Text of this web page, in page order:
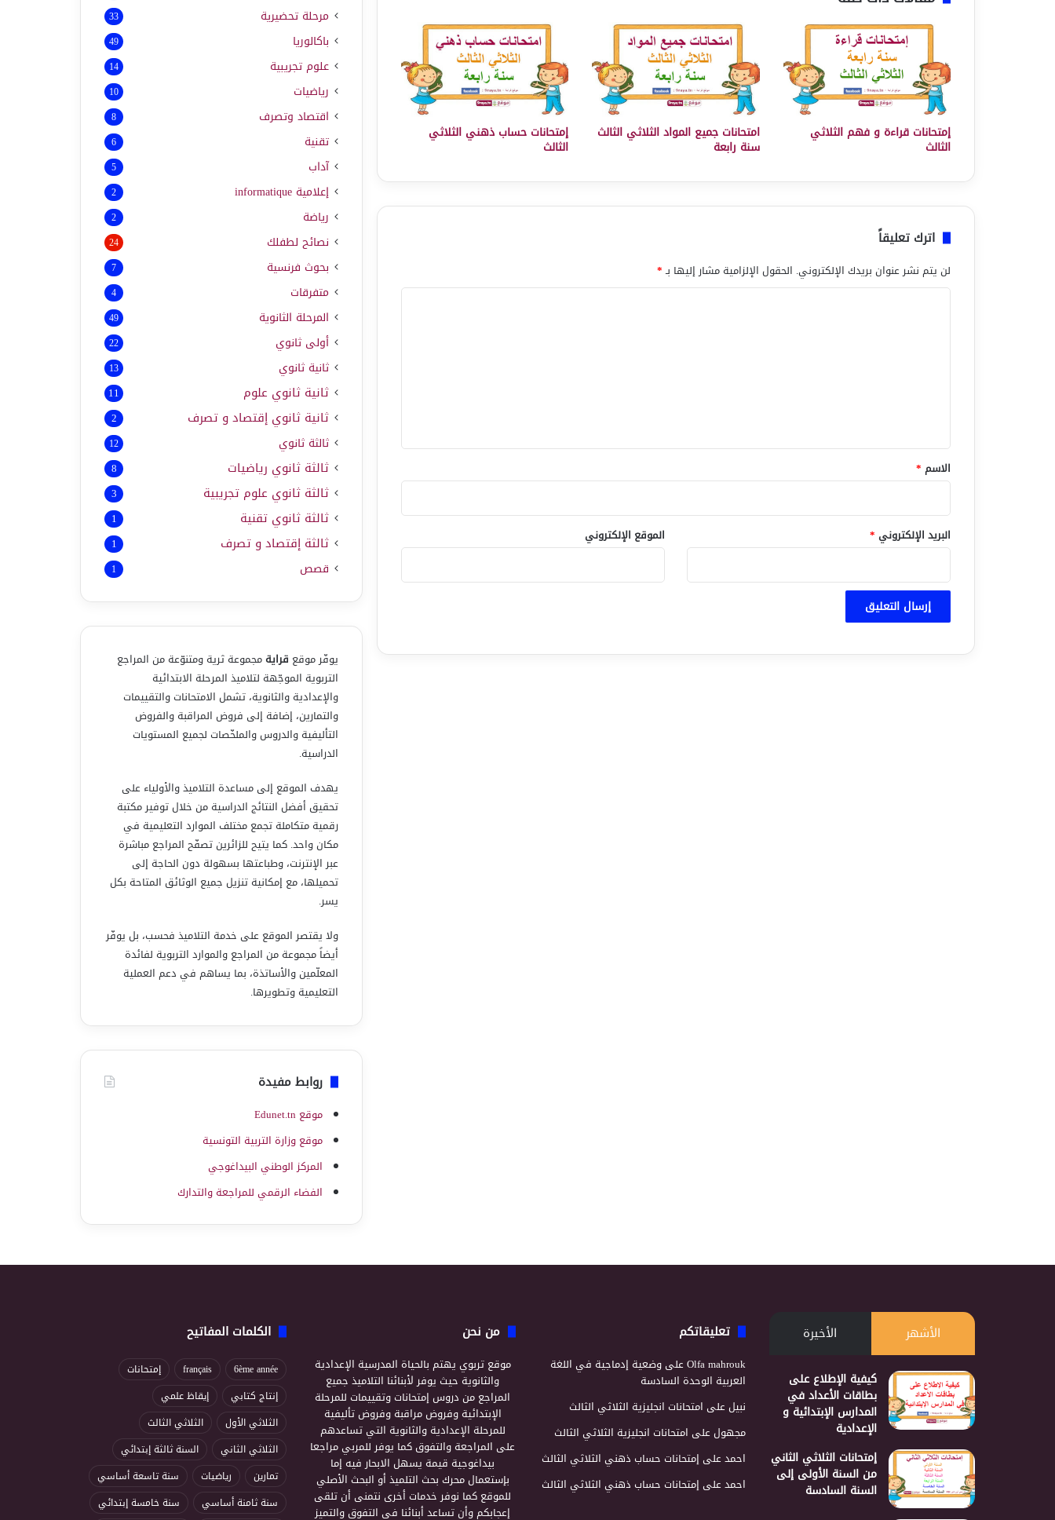
إمتحانات قراءة و فهم الثلاثي
الثالث
امتحانات جميع المواد الثلاثي الثالث
سنة رابعة
إمتحانات حساب ذهني الثلاثي
الثالث
اترك تعليقاً
لن يتم نشر عنوان بريدك الإلكتروني. الحقول الإلزامية مشار إليها بـ*
*
الاسم *
البريد الإلكتروني * الموقع الإلكتروني
مرحلة تحضيرية 33
باكالوريا 49
علوم تجريبية 14
رياضيات 10
اقتصاد وتصرف 8
تقنية 6
آداب 5
إعلامية informatique
2
رياضة 2
نصائح لطفلك 24
بحوث فرنسية 7
متفرقات 4
المرحلة الثانوية 49
أولى ثانوي 22
ثانية ثانوي 13
ثانية ثانوي علوم 11
ثانية ثانوي إقتصاد و تصرف 2
ثالثة ثانوي 12
ثالثة ثانوي رياضيات 8
ثالثة ثانوي علوم تجريبية 3
ثالثة ثانوي تقنية 1
ثالثة إقتصاد و تصرف 1
قصص 1
يوفّر موقع قرايةمجموعة ثرية ومتنوّعة من المراجع
التربوية الموجّهة لتلاميذ المرحلة الابتدائية
والإعدادية والثانوية، تشمل الامتحانات والتقييمات
والتمارين، إضافة إلى فروض المراقبة والفروض
التأليفية والدروس والملخّصات لجميع المستويات
الدراسية.
يهدف الموقع إلى مساعدة التلاميذ والأولياء على
تحقيق أفضل النتائج الدراسية من خلال توفير مكتبة
رقمية متكاملة تجمع مختلف الموارد التعليمية في
مكان واحد. كما يتيح للزائرين تصفّح المراجع مباشرة
عبر الإنترنت، وطباعتها بسهولة دون الحاجة إلى
تحميلها، مع إمكانية تنزيل جميع الوثائق المتاحة بكل
يسر.
ولا يقتصر الموقع على خدمة التلاميذ فحسب، بل يوفّر
أيضاً مجموعة من المراجع والموارد التربوية لفائدة
المعلّمين والأساتذة، بما يساهم في دعم العملية
التعليمية وتطويرها.
روابط مفيدة
موقع Edunet.tn
موقع وزارة التربية التونسية
المركز الوطني البيداغوجي
الفضاء الرقمي للمراجعة والتدارك
الأشهر الأخيرة
كيفية الإطلاع على
بطاقات الأعداد في
المدارس الإبتدائية و
الإعدادية
إمتحانات الثلاثي الثاني
من السنة الأولى إلى
السنة السادسة
تعليقاتكم
Olfa mahroukعلىوضعية إدماجية في اللغة
العربية الوحدة السادسة
نبيلعلى امتحانات انجليزية الثلاثي الثالث
مجهولعلى امتحانات انجليزية الثلاثي الثالث
احمدعلى إمتحانات حساب ذهني الثلاثي الثالث
احمدعلى إمتحانات حساب ذهني الثلاثي الثالث
من نحن
موقع تربوي يهتم بالحياة المدرسية الإعدادية
والثانوية حيث يوفر لأبنائنا التلاميذ جميع
المراجع من دروس إمتحانات وتقييمات للمرحلة
الإبتدائية وفروض مراقبة وفروض تأليفية
للمرحلة الإعدادية والثانوية التي تساعدهم
على المراجعة والتفوق كما يوفر للمربي مراجعا
بيداغوجية قيمة يسهل الابحار فيه إما
بإستعمال محرك بحث التلميذ أو البحث الأصلي
للموقع كما نوفر خدمات أخرى نتمنى أن تلقى
إعجابكم وأن تساعد أبنائنا في التفوق والتميز
الكلمات المفاتيح
6ème année
français
إمتحانات
إنتاج كتابي
إيقاظ علمي
الثلاثي الأول
الثلاثي الثالث
الثلاثي الثاني
السنة ثالثة إبتدائي
تمارين
رياضيات
سنة تاسعة أساسي
سنة ثامنة أساسي
سنة خامسة إبتدائي